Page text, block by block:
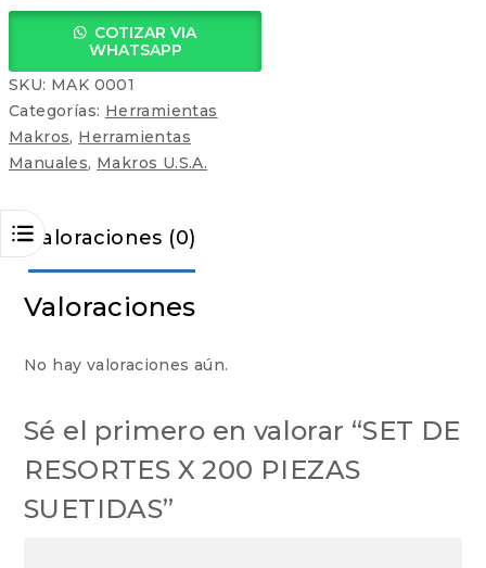
cantidad
COTIZAR VIA
WHATSAPP
SKU: MAK 0001
Categorías: Herramientas
Makros, Herramientas
Manuales, Makros U.S.A.
Valoraciones (0)
Valoraciones
No hay valoraciones aún.
Sé el primero en valorar “SET DE
RESORTES X 200 PIEZAS
SUETIDAS”